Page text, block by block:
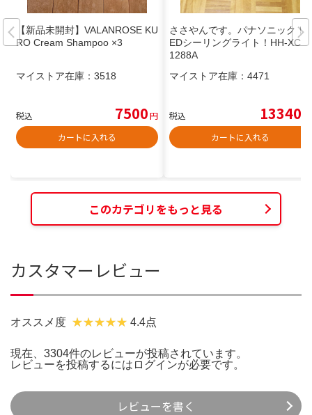
【新品未開封】VALANROSE KU
RO Cream Shampoo ×3
マイストア在庫： 3518
税込 7500円
カートに入れる
ささやんです。パナソニック！L
EDシーリングライト！HH-XCD
1288A
マイストア在庫： 4471
税込 13340
カートに入れる
このカテゴリをもっと見る
カスタマーレビュー
オススメ度 4.4点
現在、3304件のレビューが投稿されています。
レビューを投稿するには ログインが必要です。
レビューを書く